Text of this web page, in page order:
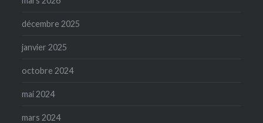
décembre 2025
janvier 2025
octobre 2024
mai 2024
mars 2024